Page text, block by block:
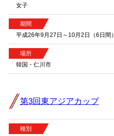
女子
期間
平成26年9月27日～10月2日（6日間）
場所
韓国・仁川市
第3回東アジアカップ
種別